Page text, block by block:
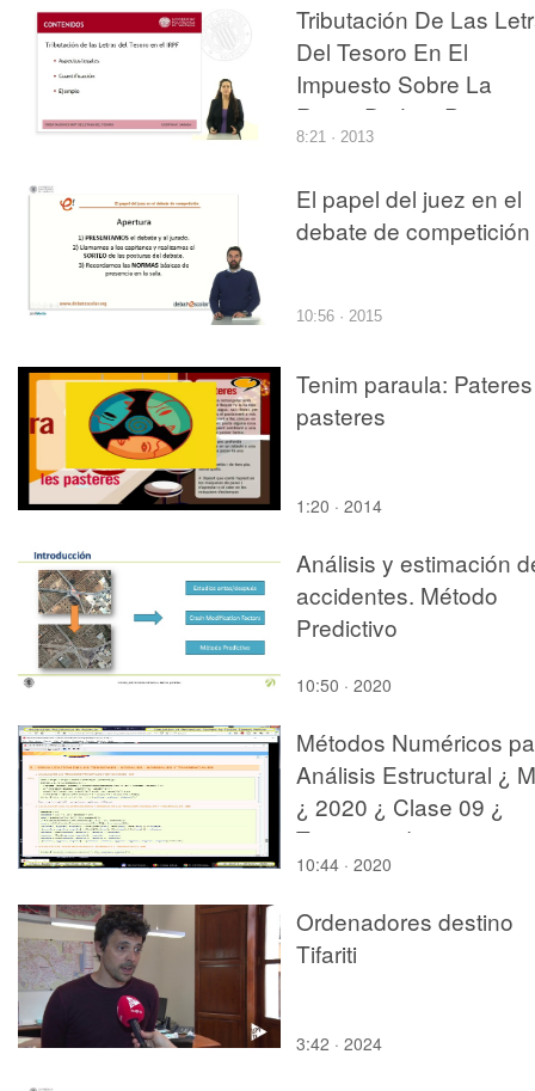
Tributación De Las
Del Tesoro En El
Impuesto Sobre La
Renta De Las
Físicas
8:21 · 2013
El papel del juez en el
debate de competición
10:56 · 2015
Tenim paraula:
pasteres
1:20 · 2014
Análisis y estimación
accidentes. Método
Predictivo
10:50 · 2020
Métodos Numéricos
Análisis Estructural ¿
¿ 2020 ¿ Clase 09 ¿
Tramo 16 de 16
10:44 · 2020
Ordenadores destino
Tifariti
3:42 · 2024